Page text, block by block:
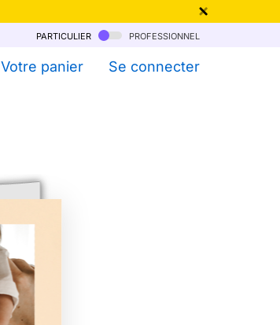
particulier professionnel
Votre panier Se connecter